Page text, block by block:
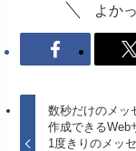
よか
数秒だけのメッ
作成できるWeb
1度きりのメッ